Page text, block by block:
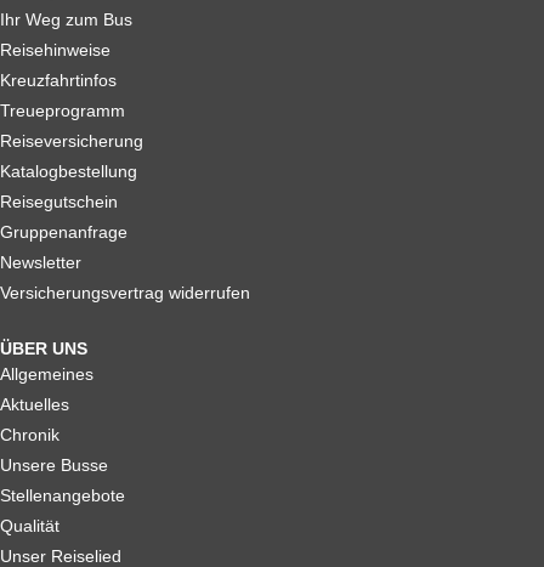
Ihr Weg zum Bus
Reisehinweise
Kreuzfahrtinfos
Treueprogramm
Reiseversicherung
Katalogbestellung
Reisegutschein
Gruppenanfrage
Newsletter
Versicherungsvertrag widerrufen
ÜBER UNS
Allgemeines
Aktuelles
Chronik
Unsere Busse
Stellenangebote
Qualität
Unser Reiselied